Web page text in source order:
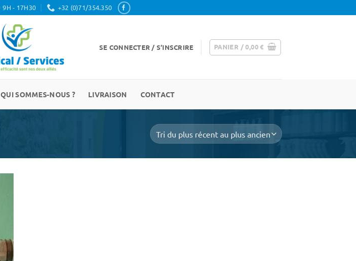
9H - 17H30 +32 (0)71/354.350
SE CONNECTER / S’INSCRIRE PANIER /0,00€
QUI SOMMES-NOUS ? LIVRAISON CONTACT